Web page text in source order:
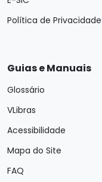
Política de Privacidade
Guias e Manuais
Glossário
VLibras
Acessibilidade
Mapa do Site
FAQ